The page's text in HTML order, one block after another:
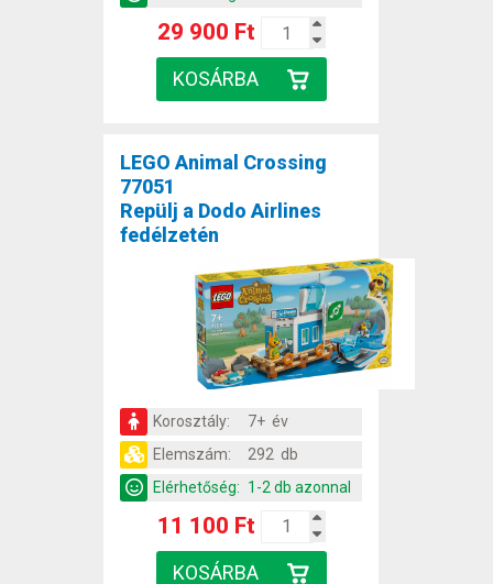
29 900 Ft
LEGO Animal Crossing
77051
Repülj a Dodo Airlines
fedélzetén
Korosztály:
7+ év
Elemszám:
292 db
Elérhetőség: 1-2 db azonnal
11 100 Ft